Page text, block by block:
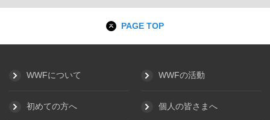
PAGE TOP
WWFについて WWFの活動
初めての方へ 個人の皆さまへ